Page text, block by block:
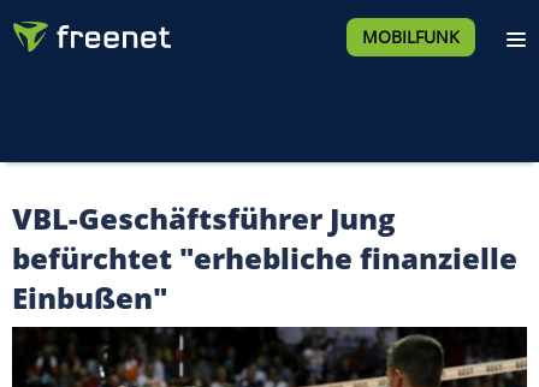
MOBILFUNK
VBL-Geschäftsführer Jung
befürchtet "erhebliche finanzielle
Einbußen"